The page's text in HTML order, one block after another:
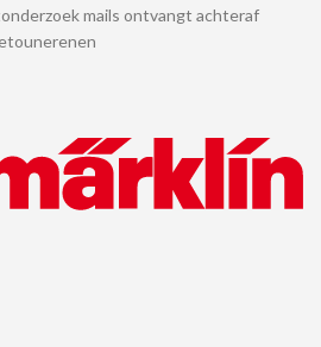
mails ontvangt achteraf